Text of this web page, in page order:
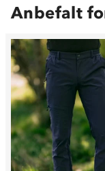
Anbefalt